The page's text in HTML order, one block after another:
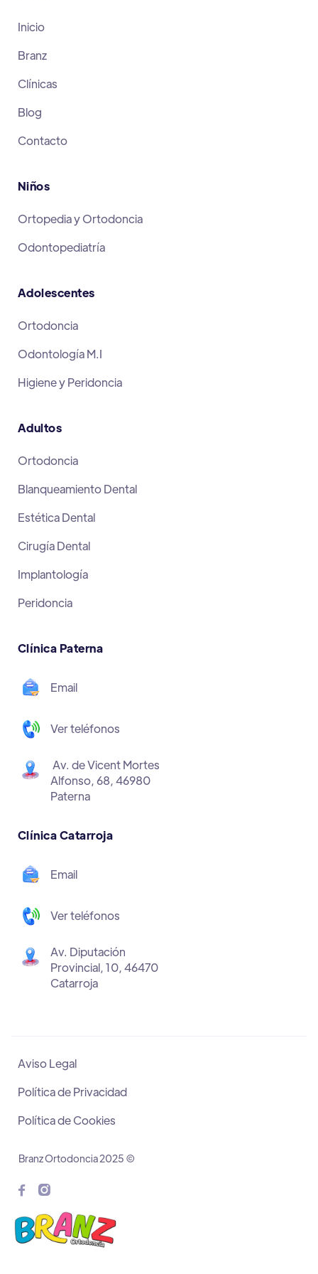
Inicio
Branz
Clínicas
Blog
Contacto
Niños
Ortopedia y Ortodoncia
Odontopediatría
Adolescentes
Ortodoncia
Odontología M.I
Higiene y Peridoncia
Adultos
Ortodoncia
Blanqueamiento Dental
Estética Dental
Cirugía Dental
Implantología
Peridoncia
Clínica Paterna
Email
Ver teléfonos
Av. de Vicent Mortes
Alfonso, 68, 46980
Paterna
Clínica Catarroja
Email
Ver teléfonos
Av. Diputación
Provincial, 10, 46470
Catarroja
Aviso Legal
Política de Privacidad
Política de Cookies
Branz Ortodoncia 2025 ©
 